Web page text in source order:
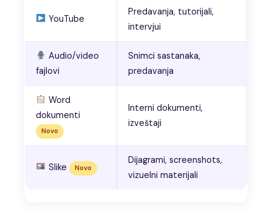
YouTube
Predavanja, tutorijali,
intervjui
Audio/video
fajlovi
Snimci sastanaka,
predavanja
Word
dokumenti
Novo
Interni dokumenti,
izveštaji
Slike Novo
Dijagrami, screenshots,
vizuelni materijali